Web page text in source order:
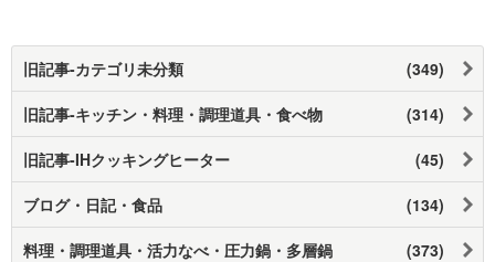
旧記事-カテゴリ未分類 (349)
旧記事-キッチン・料理・調理道具・食べ物 (314)
旧記事-IHクッキングヒーター (45)
ブログ・日記・食品 (134)
料理・調理道具・活力なべ・圧力鍋・多層鍋 (373)